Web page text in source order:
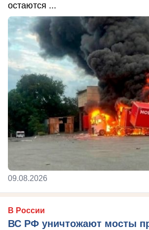
остаются ...
09.08.2026
В России
ВС РФ уничтожают мосты